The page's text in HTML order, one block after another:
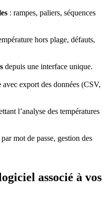
: rampes, paliers, séquences
hors plage, défauts,
depuis une interface unique.
avec export des données (CSV,
l’analyse des températures
par mot de passe, gestion des
associé à vos